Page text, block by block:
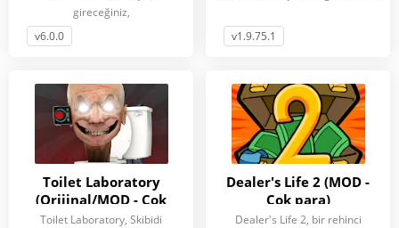
gireceğiniz,
v6.0.0
v1.9.75.1
Toilet Laboratory
(Orijinal/MOD - Çok
para)
Toilet Laboratory, Skibidi
Dealer's Life 2 (MOD -
Çok para)
Dealer's Life 2, bir rehinci